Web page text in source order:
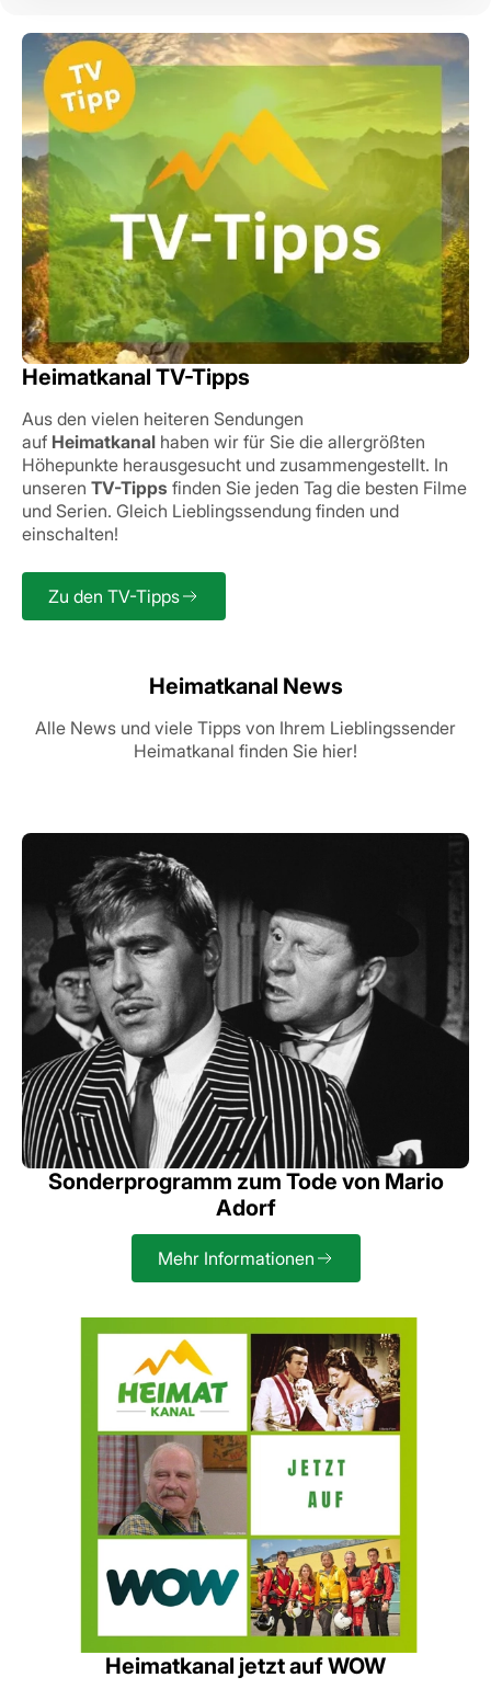
Heimatkanal TV-Tipps
Aus den vielen heiteren Sendungen
auf Heimatkanal haben wir für Sie die allergrößten
Höhepunkte herausgesucht und zusammengestellt. In
unseren TV-Tipps finden Sie jeden Tag die besten Filme
und Serien. Gleich Lieblingssendung finden und
einschalten!
Zu den TV-Tipps
Heimatkanal News
Alle News und viele Tipps von Ihrem Lieblingssender
Heimatkanal finden Sie hier!
Sonderprogramm zum Tode von Mario
Adorf
Mehr Informationen
Heimatkanal jetzt auf WOW